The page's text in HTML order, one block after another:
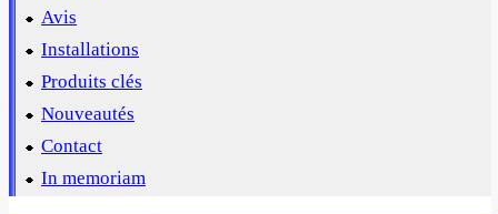
Avis
Installations
Produits clés
Nouveautés
Contact
In memoriam